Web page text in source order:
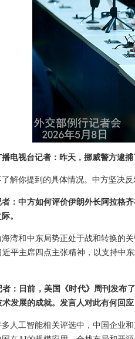
电视台记者：昨天，挪威警方逮
解你提到的具体情况。中方坚决
：中方如何评价伊朗外长阿拉格
。
湾和中东局势正处于战和转换的
平主席四点主张精神，以支持中
：日前，美国《时代》周刊发布
发展的成就。发言人对此有何回应
人工智能相关评选中，中国企业